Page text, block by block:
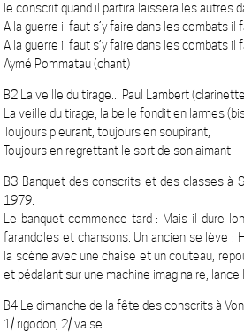
le conscrit quand il partira laissera les autres
A la guerre il faut s’y faire dans les combats il
A la guerre il faut s’y faire dans les combats il
Aymé Pommatau (chant)
B2 La veille du tirage... Paul Lambert
La veille du tirage, la belle fondit en larmes
Toujours pleurant, toujours en soupirant,
Toujours en regrettant le sort de son aimant
B3 Banquet des conscrits et des classes à
1979.
Le banquet commence tard : Mais il dure
farandoles et chansons. Un ancien se lève :
la scène avec une chaise et un couteau,
et pédalant sur une machine imaginaire, lance
B4 Le dimanche de la fête des conscrits à
1/ rigodon, 2/ valse